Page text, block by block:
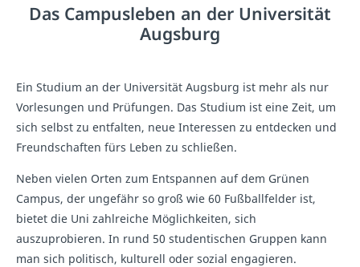
Das Campusleben an der Universität
Augsburg
Ein Studium an der Universität Augsburg ist mehr als nur
Vorlesungen und Prüfungen. Das Studium ist eine Zeit, um
sich selbst zu entfalten, neue Interessen zu entdecken und
Freundschaften fürs Leben zu schließen.
Neben vielen Orten zum Entspannen auf dem Grünen
Campus, der ungefähr so groß wie 60 Fußballfelder ist,
bietet die Uni zahlreiche Möglichkeiten, sich
auszuprobieren. In rund 50 studentischen Gruppen kann
man sich politisch, kulturell oder sozial engagieren.